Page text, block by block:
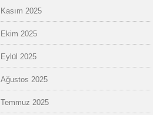
Kasım 2025
Ekim 2025
Eylül 2025
Ağustos 2025
Temmuz 2025